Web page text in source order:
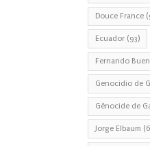
Douce France
Ecuador (93)
Fernando
Genocidio de
Génocide de
Jorge Elbaum